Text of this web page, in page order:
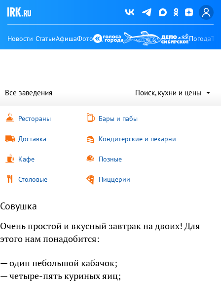
Новости СтатьиАфишаФото Погода
Поиск, кухни и цены
Все заведения
Рестораны Бары и пабы
Доставка Кондитерские и пекарни
Кафе Позные
Столовые Пиццерии
Совушка
Очень простой и вкусный завтрак на двоих! Для
этого нам понадобится:
— один небольшой кабачок;
— четыре-пять куриных яиц;